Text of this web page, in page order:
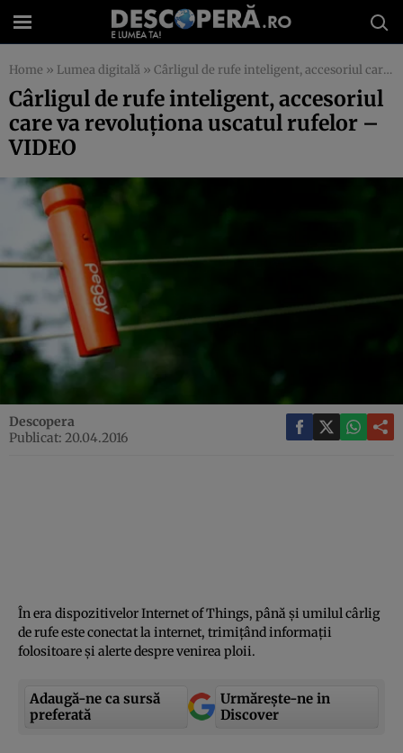
Home » Lumea digitală » Cârligul de rufe inteligent, accesoriul care va revoluţiona uscatul rufelor – VIDEO
Cârligul de rufe inteligent, accesoriul
care va revoluţiona uscatul rufelor –
VIDEO
Descopera
Publicat: 20.04.2016
În era dispozitivelor Internet of Things, până şi umilul cârlig
de rufe este conectat la internet, trimiţând informaţii
folositoare şi alerte despre venirea ploii.
Adaugă-ne ca sursă
preferată
Urmărește-ne in
Discover